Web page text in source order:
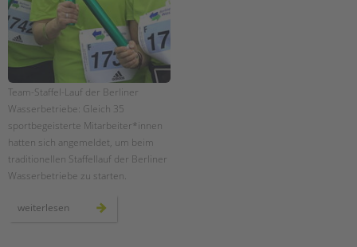
Team-Staffel-Lauf der Berliner
Wasserbetriebe: Gleich 35
sportbegeisterte Mitarbeiter*innen
hatten sich angemeldet, um beim
traditionellen Staffellauf der Berliner
Wasserbetriebe zu starten.
weiterlesen sieben
tandem-